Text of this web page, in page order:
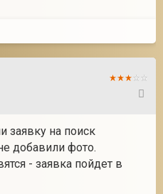
заявку на поиск
добавили фото.
- заявка пойдет в